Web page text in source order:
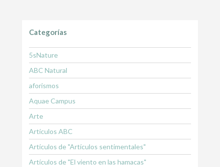
Categorías
5sNature
ABC Natural
aforismos
Aquae Campus
Arte
Artículos ABC
Artículos de "Artículos sentimentales"
Artículos de "El viento en las hamacas"